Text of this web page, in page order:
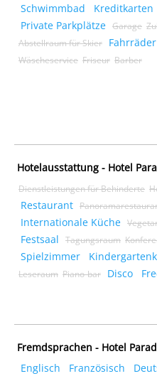
Schwimmbad
Kreditkarten
Private Parkplätze Garage
Abstellraum für Skier Fahrräder
Wäscheservice Friseur Barber
Hotelausstattung - Hotel
Dienstleistungen für Behinderte
Restaurant
Internationale Küche
Festsaal Tagungsraum
Spielzimmer
Leseraum Piano-bar Disco
Fremdsprachen - Hotel
Englisch
Französisch